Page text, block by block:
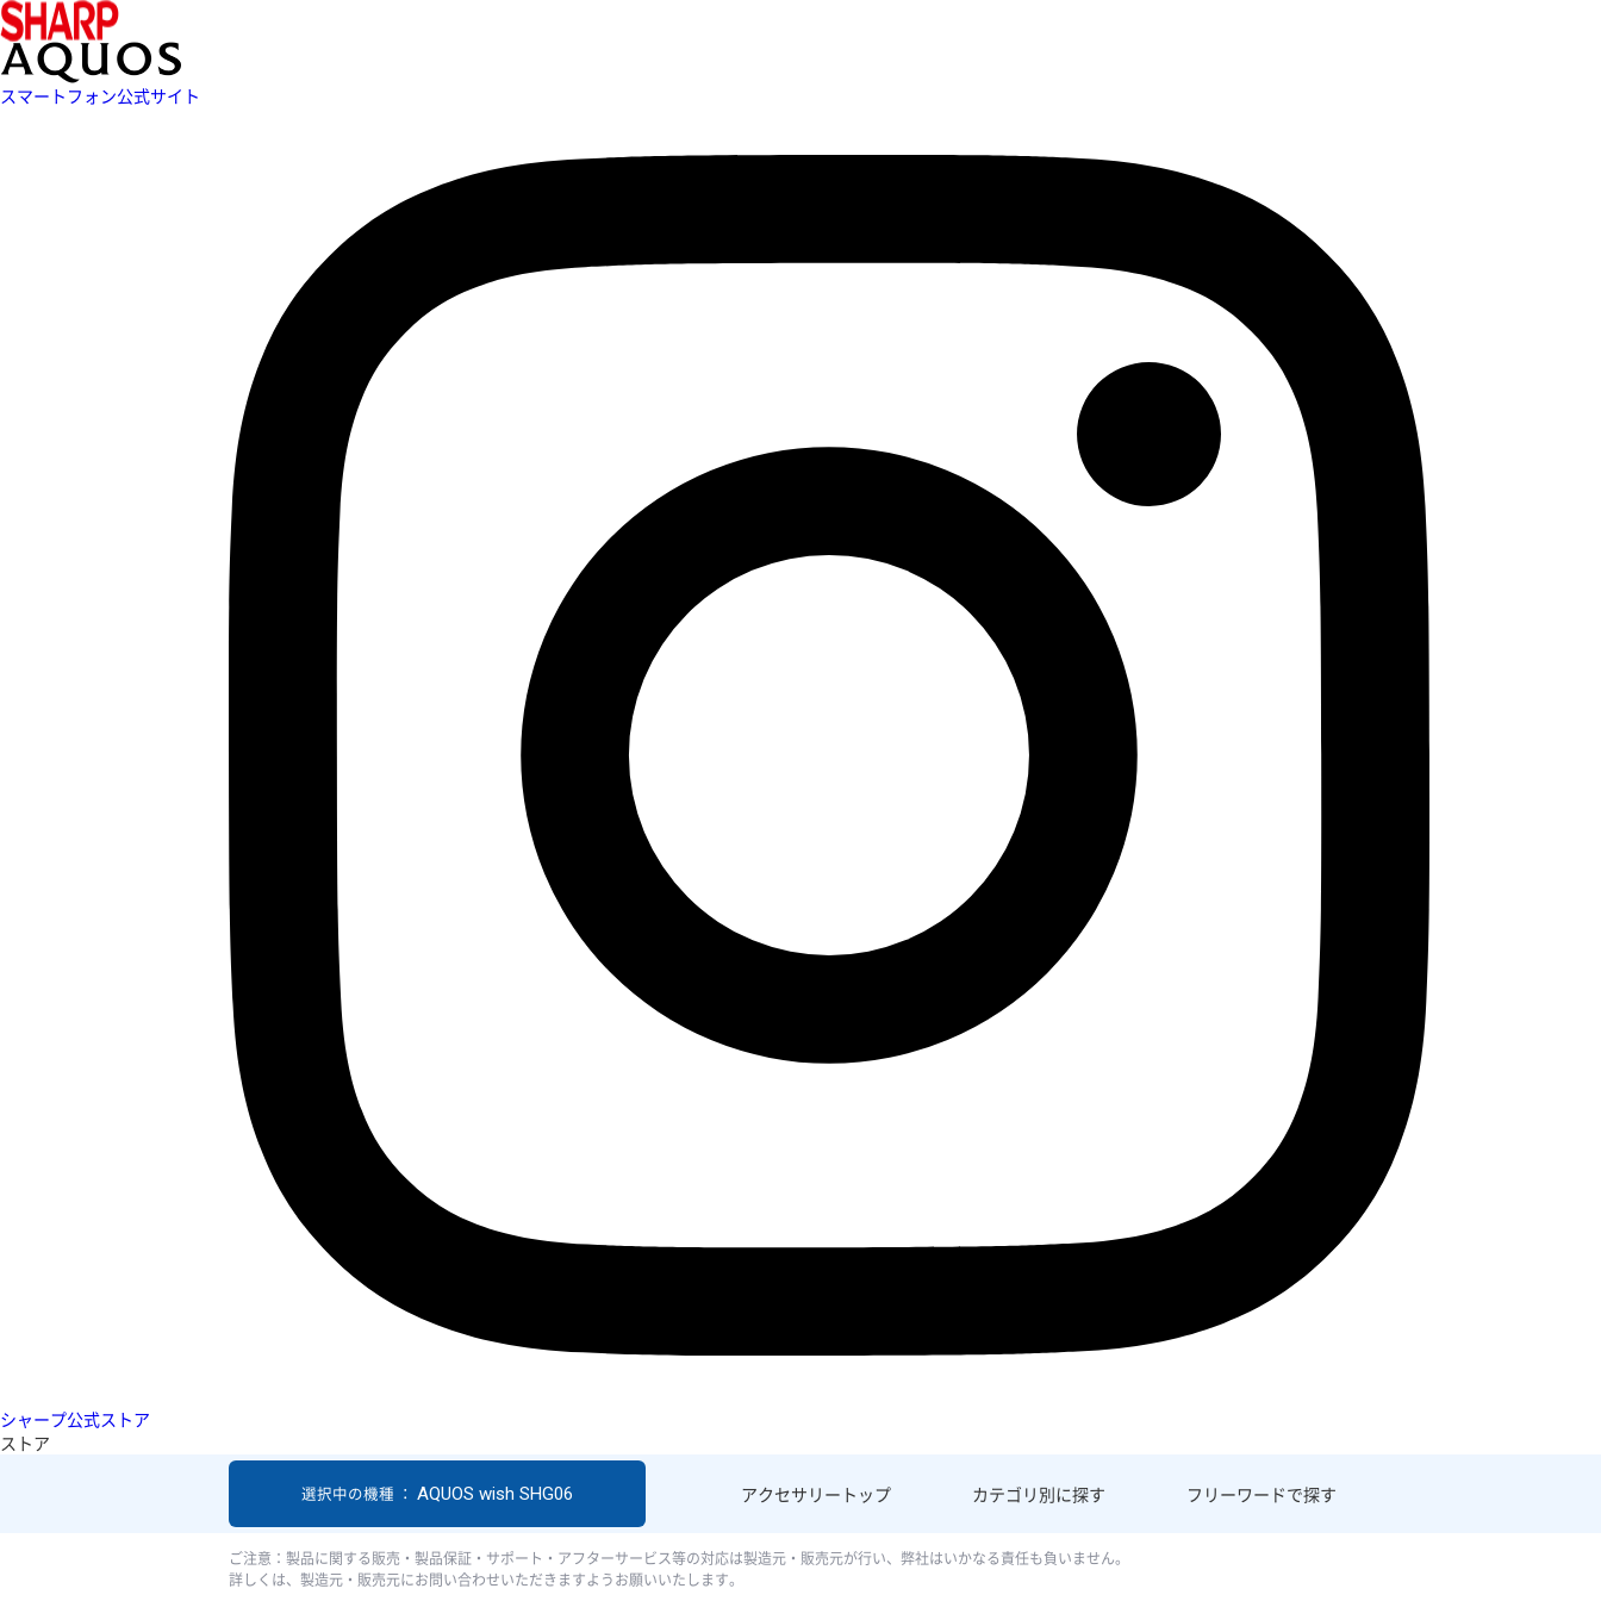
スマートフォン公式サイト
シャープ公式ストア
ストア
アクセサリー トップ カテゴリ別に探す フリーワードで探す
選択中の機種 ： AQUOS wish SHG06
ご注意：製品に関する販売・製品保証・サポート・アフターサービス等の対応は製造元・販売元が行い、弊社はいかなる責任も負いません。
詳しくは、製造元・販売元にお問い合わせいただきますようお願いいたします。